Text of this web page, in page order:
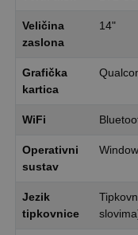
Veličina
zaslona
14"
Grafička
kartica
WiFi
Operativni
sustav
Jezik
tipkovnice